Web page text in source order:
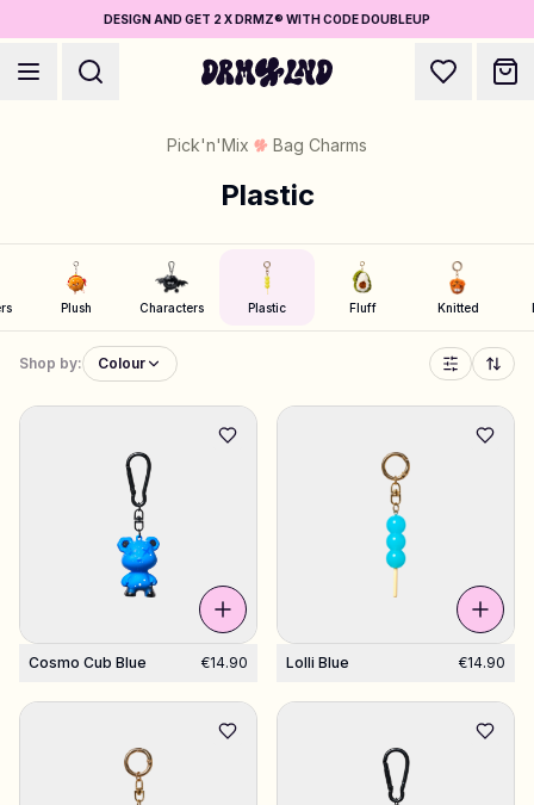
DESIGN AND GET 2 X DRMZ® WITH CODE DOUBLEUP
Accessory Builders
Phone cases, bags, laptops & more
Shop DRMZ®
Jewelry Builders
Necklaces, bracelets, bag chains & more
Shop Charms
Hundreds of pendants. Find your favorites.
Pick'n'Mix Bag Charms
Plastic
Plush Characters Plastic Fluff Knitted
Shop by: Colour
Cosmo Cub Blue €14.90 Lolli Blue €14.90